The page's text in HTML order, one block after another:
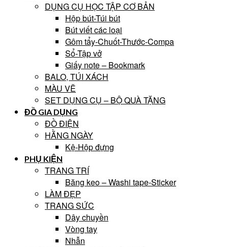
DỤNG CỤ HỌC TẬP CƠ BẢN
Hộp bút-Túi bút
Bút viết các loại
Gôm tẩy-Chuốt-Thước-Compa
Sổ-Tập vở
Giấy note – Bookmark
BALO, TÚI XÁCH
MÀU VẼ
SET DỤNG CỤ – BỘ QUÀ TẶNG
ĐỒ GIA DỤNG
ĐỒ ĐIỆN
HẰNG NGÀY
Kệ-Hộp đựng
PHỤ KIỆN
TRANG TRÍ
Băng keo – Washi tape-Sticker
LÀM ĐẸP
TRANG SỨC
Dây chuyền
Vòng tay
Nhẫn